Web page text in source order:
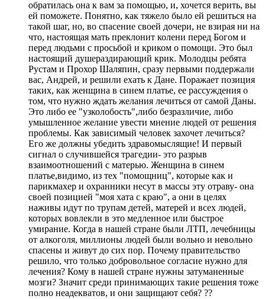
обратилась она к вам за помощью, и, хочется верить, вы
ей поможете. Понятно, как тяжело было ей решиться на
такой шаг, но, во спасение своей дочери, не взирая ни на
что, настоящая мать преклонит колени перед Богом и
перед людьми с просьбой и криком о помощи. Это был
настоящий душераздирающий крик. Молодцы ребята
Рустам и Прохор Шаляпин, сразу первыми поддержали
вас, Андрей, и решили ехать к Дане. Поражает позиция
таких, как женщина в синем платье, ее рассуждения о
том, что нужно ждать желания лечиться от самой Даны.
Это либо ее "узколобость",либо безразличие, либо
умышленное желание увести мнение людей от решения
проблемы. Как зависимый человек захочет лечиться?
Его же должны убедить здравомыслящие! И первый
сигнал о случившейся трагедии- это разрыв
взаимоотношений с матерью. Женщина в синем
платье,видимо, из тех "помощниц", которые как и
парикмахер и охранники несут в массы эту отраву- она
своей позицией "моя хата с краю", а они в целях
наживы идут по трупам детей, матерей и всех людей,
которых вовлекли в это медленное или быстрое
умирание. Когда в нашей стране были ЛТП, лечебницы
от алкоголя, миллионы людей были вольно и невольно
спасены и живут до сих пор. Почему правительство
решило, что только добровольное согласие нужно для
лечения? Кому в нашей стране нужны затуманенные
мозги? Значит среди принимающих такие решения тоже
полно неадекватов, и они защищают себя? ??